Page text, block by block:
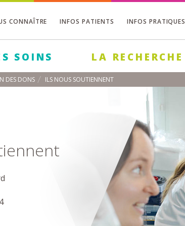
CONNAÎTRE INFOS PATIENTS INFOS PRATIQUES
SOINS LA RECHERCHE
DES DONS ILS NOUS SOUTIENNENT